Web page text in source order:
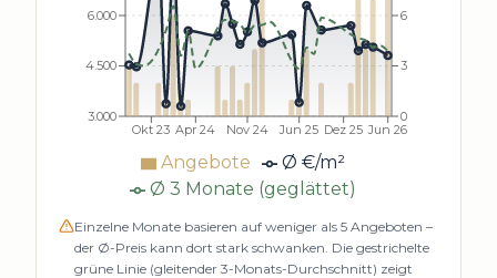
Okt 23 Apr 24 Nov 24 Jun 25 Dez 25 Jun 26
3.000
4.500
6.000
0
3
6
Angebote
Ø €/m²
Ø 3 Monate (geglättet)
Einzelne Monate basieren auf weniger als 5 Angeboten –
der Ø-Preis kann dort stark schwanken. Die gestrichelte
grüne Linie (gleitender 3-Monats-Durchschnitt) zeigt